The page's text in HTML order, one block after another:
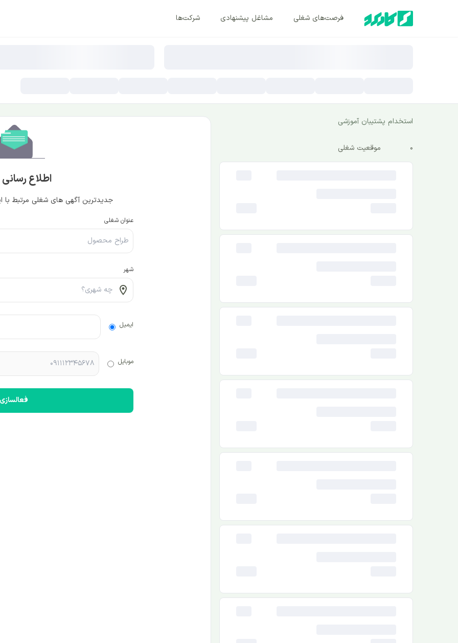
فرصت‌های شغلی مشاغل پیشنهادی شرکت‌ها
استخدام پشتیبان آموزشی
0 موقعیت شغلی
اطلاع
جدیدترین آگهی های شغلی مرتبط با
عنوان شغلی
شهر
ایمیل
موبایل
فعالسازی